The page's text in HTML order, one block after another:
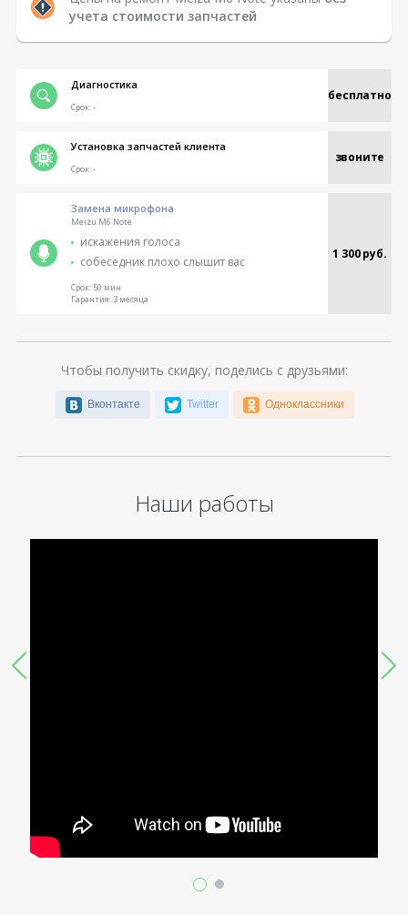
учета стоимости запчастей
Диагностика
бесплатно
Срок:-
Установка запчастей клиента
звоните
Срок:-
Замена микрофона
Meizu M6 Note
искажения голоса
собеседник плохо слышит вас
1 300 руб.
Срок:50 мин
Гарантия:3 месяца
Чтобы получить скидку, поделись с друзьями:
Вконтакте Twitter Одноклассники
Наши работы